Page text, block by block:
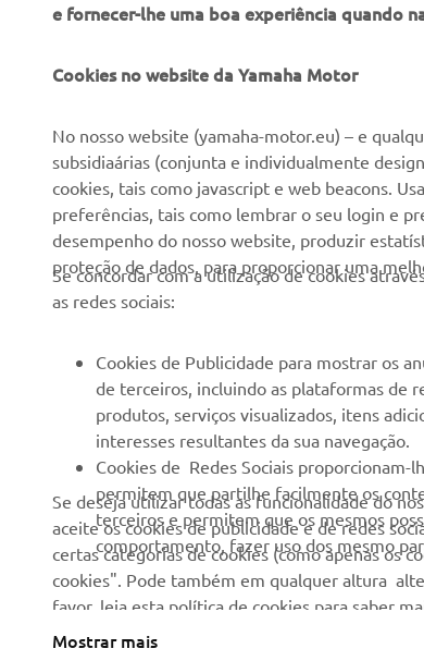
EMPRESA
Notícias
Imprensa
Catálogos
Trabalhar na Yamaha
Eventos
Política de Direitos
Humanos
Política Básica de
Sustentabilidade
Canal de Denúncias
PARA
NEO's Delivery
Sistemas eBike
Campos de golfe
Socorristas
Unidade de
Robótica
Parcerias
Informação Técnica
Agentes
Yamalube Safety
Sheets
Portugal (Portuguese)
e fornecer-lhe uma boa experiência quando
Cookies no website da Yamaha Motor
No nosso website (yamaha-motor.eu) – e
subsidiaárias (conjunta e individualmente
cookies, tais como javascript e web beacons.
preferências, tais como lembrar o seu login e
desempenho do nosso website, produzir
proteção de dados, para proporcionar uma
Se concordar com a utilização de cookies
as redes sociais:
Cookies de Publicidade para mostrar os
de terceiros, incluindo as plataformas de
produtos, serviços visualizados, itens
interesses resultantes da sua navegação.
Cookies de Redes Sociais proporcionam-
permitem que partilhe facilmente os
terceiros e permitem que os mesmos
comportamento, fazer uso dos mesmo
Se deseja utilizar todas as funcionalidade do
aceite os cookies de publicidade e de redes
certas categorias de cookies (como apenas os
cookies". Pode também em qualquer altura
favor, leia esta política de cookies para saber
Mostrar mais